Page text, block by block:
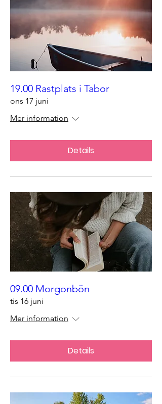
19.00 Rastplats i Tabor
ons 17 juni
Mer information
Details
09.00 Morgonbön
tis 16 juni
Mer information
Details